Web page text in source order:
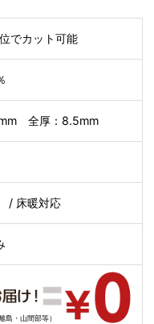
でカット可能
全厚：8.5mm
/ 床暖対応
島・山間部等）